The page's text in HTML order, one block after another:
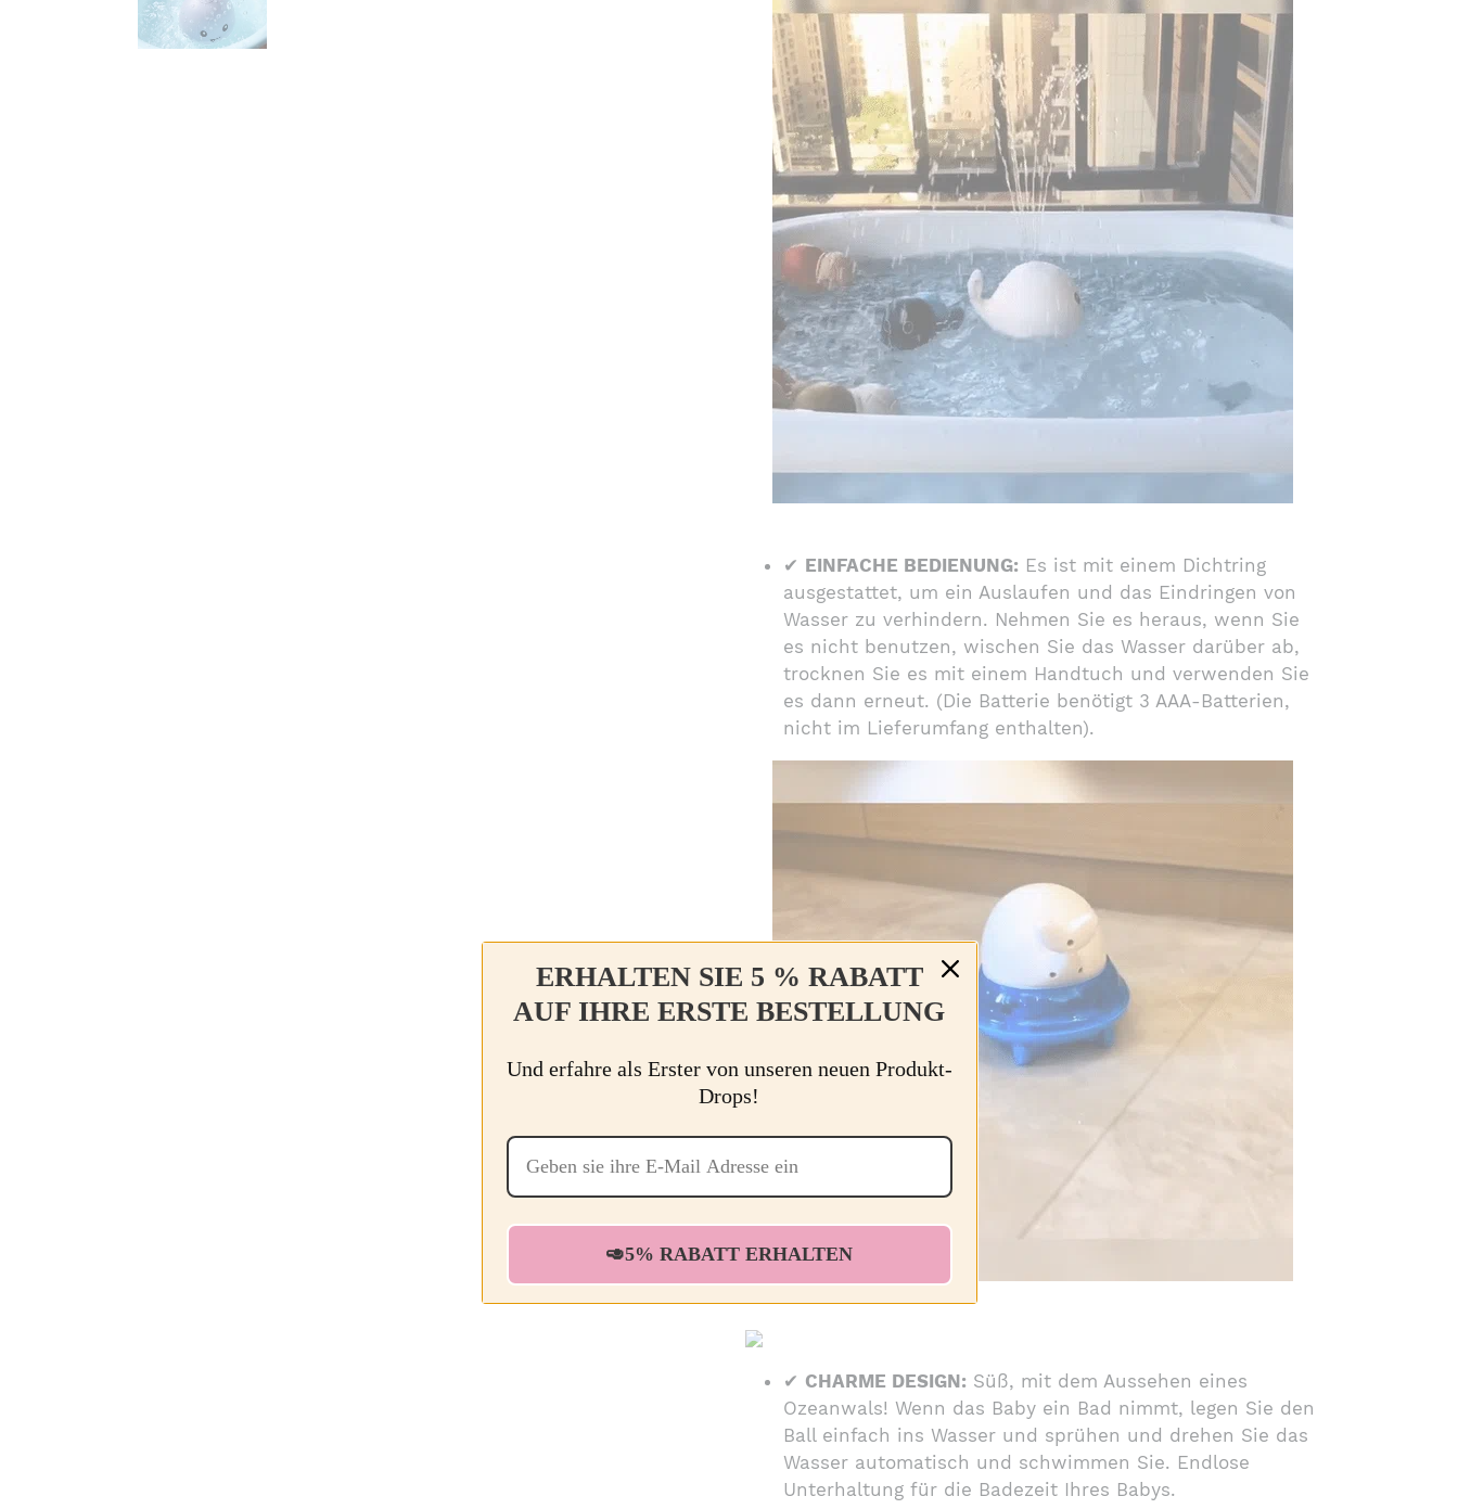
✔ EINFACHE BEDIENUNG: Es ist mit einem Dichtring
ausgestattet, um ein Auslaufen und das Eindringen von
Wasser zu verhindern. Nehmen Sie es heraus, wenn Sie
es nicht benutzen, wischen Sie das Wasser darüber ab,
trocknen Sie es mit einem Handtuch und verwenden Sie
es dann erneut. (Die Batterie benötigt 3 AAA-Batterien,
nicht im Lieferumfang enthalten).
✔ CHARME DESIGN: Süß, mit dem Aussehen eines
Ozeanwals! Wenn das Baby ein Bad nimmt, legen Sie den
Ball einfach ins Wasser und sprühen und drehen Sie das
Wasser automatisch und schwimmen Sie. Endlose
Unterhaltung für die Badezeit Ihres Babys.
ERHALTEN SIE 5 % RABATT
AUF IHRE ERSTE BESTELLUNG
Und erfahre als Erster von unseren neuen Produkt-
Drops!
🥑5% RABATT ERHALTEN